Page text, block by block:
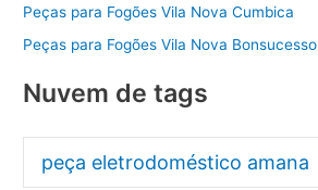
Peças para Fogões Vila Nova Cumbica
Peças para Fogões Vila Nova Bonsucesso
Nuvem de tags
peça eletrodoméstico amana